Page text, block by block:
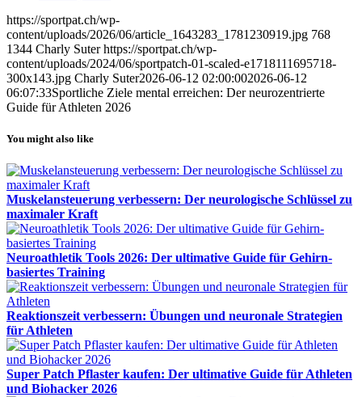
https://sportpat.ch/wp-
content/uploads/2026/06/article_1643283_1781230919.jpg 768
1344 Charly Suter https://sportpat.ch/wp-
content/uploads/2024/06/sportpatch-01-scaled-e1718111695718-
300x143.jpg Charly Suter2026-06-12 02:00:002026-06-12
06:07:33Sportliche Ziele mental erreichen: Der neurozentrierte
Guide für Athleten 2026
You might also like
Muskelansteuerung verbessern: Der neurologische Schlüssel zu
maximaler Kraft
Neuroathletik Tools 2026: Der ultimative Guide für Gehirn-
basiertes Training
Reaktionszeit verbessern: Übungen und neuronale Strategien
für Athleten
Super Patch Pflaster kaufen: Der ultimative Guide für Athleten
und Biohacker 2026